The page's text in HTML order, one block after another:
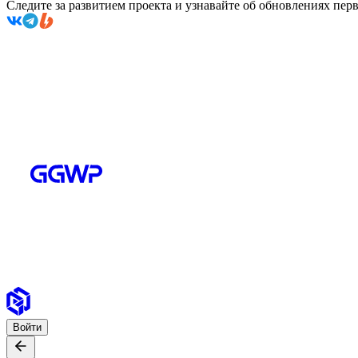
Следите за развитием проекта и узнавайте об обновлениях
Войти